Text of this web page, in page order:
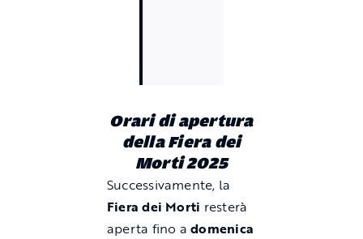
Orari di apertura
della Fiera dei
Morti 2025
Successivamente, la
Fiera dei Morti resterà
aperta fino adomenica